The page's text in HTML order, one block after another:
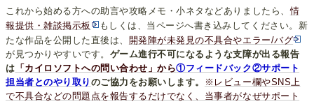
これから始める方への助言や攻略メモ・小ネタなどありましたら、情
報提供・雑談掲示板
もしくは、当ページへ書き込みしてください。新
たな作品を公開した直後は、 開発陣が未発見の不具合やエラー/バグ
が見つかりやすいです。 ゲーム進行不可になるような支障が出る報告
は 「カイロソフトへの問い合わせ」から①フィードバック②サポート
担当者とのやり取り のご協力をお願いします。
※レビュー欄やSNS上
で不具合などの問題点を報告するだけでなく、当事者がなぜサポート